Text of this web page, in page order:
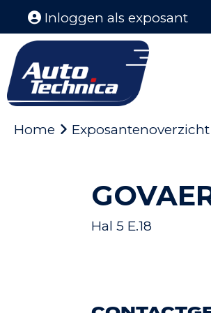
Inloggen als exposant
Home Exposantenoverzicht
Hal 5 E.18